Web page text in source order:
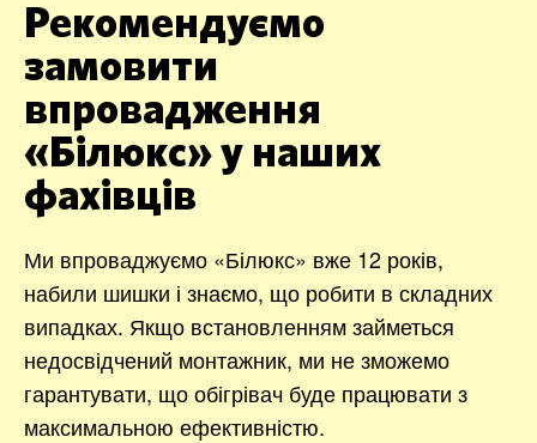
Рекомендуємо
замовити
впровадження
«Білюкс» у наших
фахівців
Ми впроваджуємо «Білюкс» вже 12 років,
набили шишки і знаємо, що робити в складних
випадках. Якщо встановленням займеться
недосвідчений монтажник, ми не зможемо
гарантувати, що обігрівач буде працювати з
максимальною ефективністю.